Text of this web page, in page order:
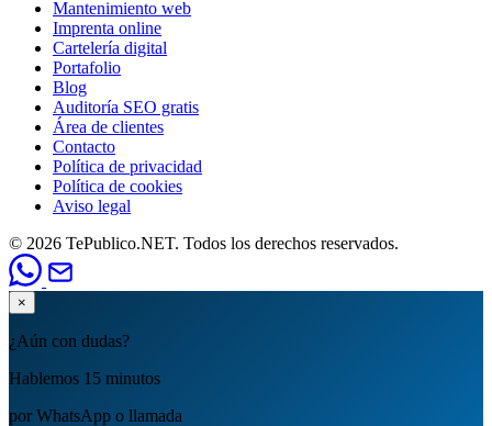
Mantenimiento web
Imprenta online
Cartelería digital
Portafolio
Blog
Auditoría SEO gratis
Área de clientes
Contacto
Política de privacidad
Política de cookies
Aviso legal
© 2026 TePublico.NET. Todos los derechos reservados.
×
¿Aún con dudas?
Hablemos 15 minutos
por WhatsApp o llamada